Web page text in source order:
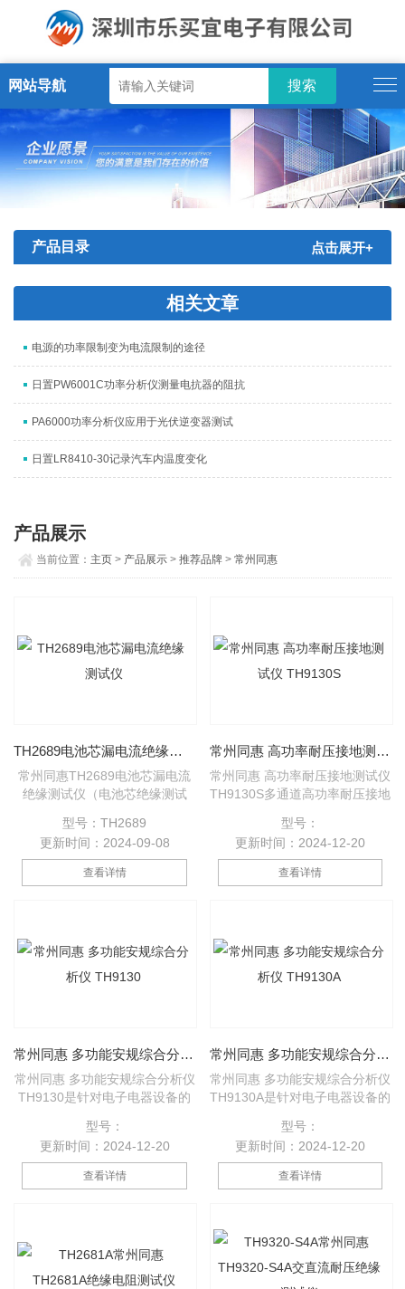
网站导航
产品目录 点击展开+
相关文章
电源的功率限制变为电流限制的途径
日置PW6001C功率分析仪测量电抗器的阻抗
PA6000功率分析仪应用于光伏逆变器测试
日置LR8410-30记录汽车内温度变化
产品展示
当前位置： 主页 > 产品展示 >推荐品牌 >常州同惠
TH2689电池芯漏电流绝缘测试仪
常州同惠TH2689电池芯漏电流
绝缘测试仪（电池芯绝缘测试
800V，充电电流0.5mA～
500mA（＞100V时由大输出功
率50W限制）。主要应用于电解
电容/陶瓷电容等漏电流，绝缘电
二极管，氖灯管等动作电压确认
和漏电流测试。标配了RS232、
Handler接口，可选购的GPIB接
型号：TH2689
更新时间：2024-09-08
查看详情
常州同惠 高功率耐压接地测试仪 TH9130S
常州同惠 高功率耐压接地测试仪
TH9130S多通道高功率耐压接地
性能安规测试所设计的仪器。可
以多路扫描包含交/直流耐压、绝
缘电阻、接地电阻等多个安规测
试功能。
型号：
更新时间：2024-12-20
查看详情
常州同惠 多功能安规综合分析仪 TH9130
常州同惠 多功能安规综合分析仪
TH9130是针对电子电器设备的
包含交/直流耐压、绝缘电阻、接
地电阻、导通测试、电气性能及
泄漏电流等多个安规测试功能。
型号：
更新时间：2024-12-20
查看详情
常州同惠 多功能安规综合分析仪 TH9130A
常州同惠 多功能安规综合分析仪
TH9130A是针对电子电器设备的
包含交/直流耐压、绝缘电阻、接
地电阻、导通测试、电气性能及
泄漏电流等多个安规测试功能。
型号：
更新时间：2024-12-20
查看详情